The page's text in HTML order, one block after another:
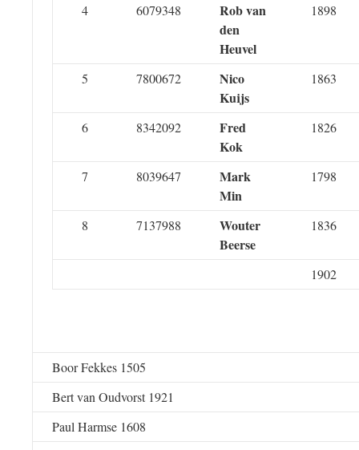
4 6079348
Rob van
den
Heuvel
1898
5 7800672
Nico
Kuijs
1863
6 8342092
Fred
Kok
1826
7 8039647
Mark
Min
1798
8 7137988
Wouter
Beerse
1836
1902
Boor Fekkes 1505
Bert van Oudvorst 1921
Paul Harmse 1608